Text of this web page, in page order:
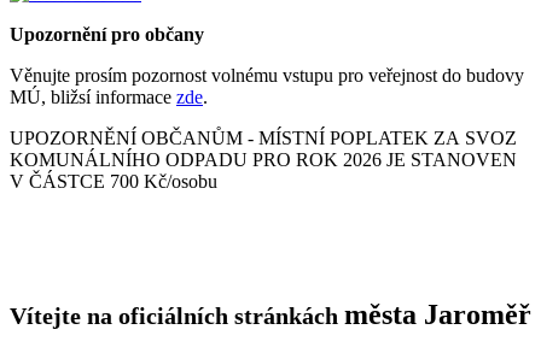
Upozornění pro občany
Věnujte prosím pozornost volnému vstupu pro veřejnost do budovy
MÚ, bližsí informace zde.
UPOZORNĚNÍ OBČANŮM - MÍSTNÍ POPLATEK ZA SVOZ
KOMUNÁLNÍHO ODPADU PRO ROK 2026 JE STANOVEN
V ČÁSTCE 700 Kč/osobu
Vítejte na oficiálních stránkách města Jaroměř